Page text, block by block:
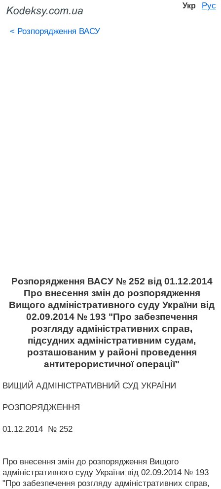
Укр Рус
< Розпорядження ВАСУ
Розпорядження ВАСУ № 252 від 01.12.2014
Про внесення змін до розпорядження
Вищого адміністративного суду України від
02.09.2014 № 193 "Про забезпечення
розгляду адміністративних справ,
підсудних адміністративним судам,
розташованим у районі проведення
антитерористичної операції"
ВИЩИЙ АДМІНІСТРАТИВНИЙ СУД УКРАЇНИ
РОЗПОРЯДЖЕННЯ
01.12.2014 № 252
Про внесення змін до розпорядження Вищого
адміністративного суду України від 02.09.2014 № 193
"Про забезпечення розгляду адміністративних справ,